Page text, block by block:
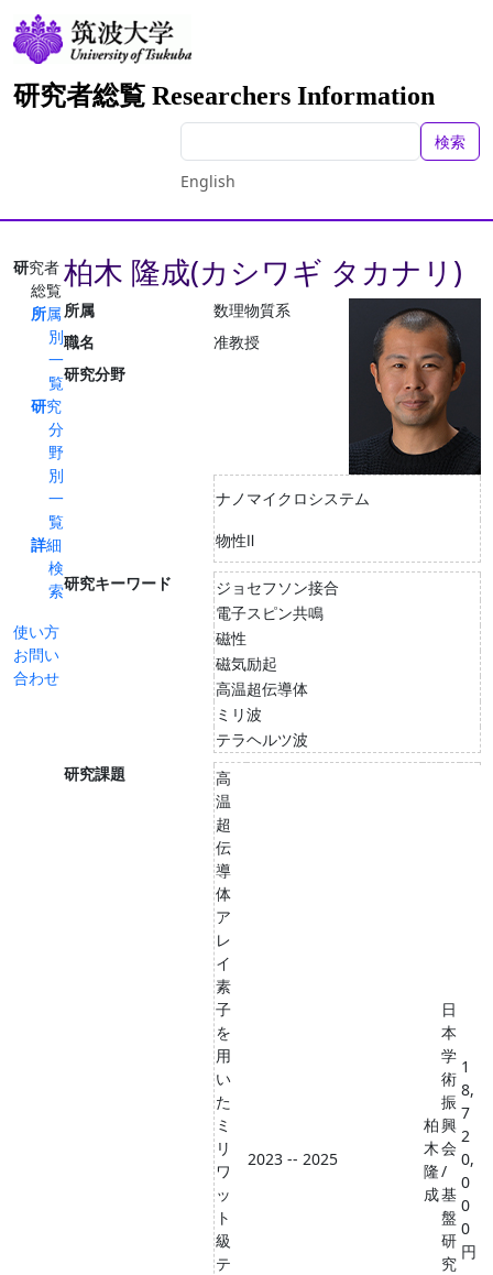
研究者総覧 Researchers Information
検索
English
研究者
総覧
所属
別
一
覧
研究
分
野
別
一
覧
詳細
検
索
使い方
お問い
合わせ
柏木 隆成(カシワギ タカナリ)
所属
数理物質系
職名
准教授
研究分野
ナノマイクロシステム
物性Ⅱ
研究キーワード
ジョセフソン接合
電子スピン共鳴
磁性
磁気励起
高温超伝導体
ミリ波
テラヘルツ波
研究課題
高
温
超
伝
導
体
ア
レ
イ
素
子
を
用
い
た
ミ
リ
ワ
ッ
ト
級
テ
2023 -- 2025
柏
木
隆
成
日
本
学
術
振
興
会
/
基
盤
研
究
1
8,
7
2
0,
0
0
0
円